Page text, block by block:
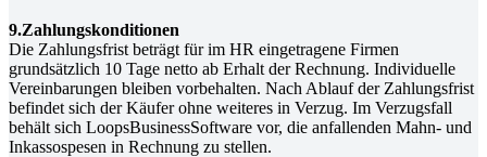
9.Zahlungskonditionen
Die Zahlungsfrist beträgt für im HR eingetragene Firmen
grundsätzlich 10 Tage netto ab Erhalt der Rechnung. Individuelle
Vereinbarungen bleiben vorbehalten. Nach Ablauf der Zahlungsfrist
befindet sich der Käufer ohne weiteres in Verzug. Im Verzugsfall
behält sich LoopsBusinessSoftware vor, die anfallenden Mahn- und
Inkassospesen in Rechnung zu stellen.